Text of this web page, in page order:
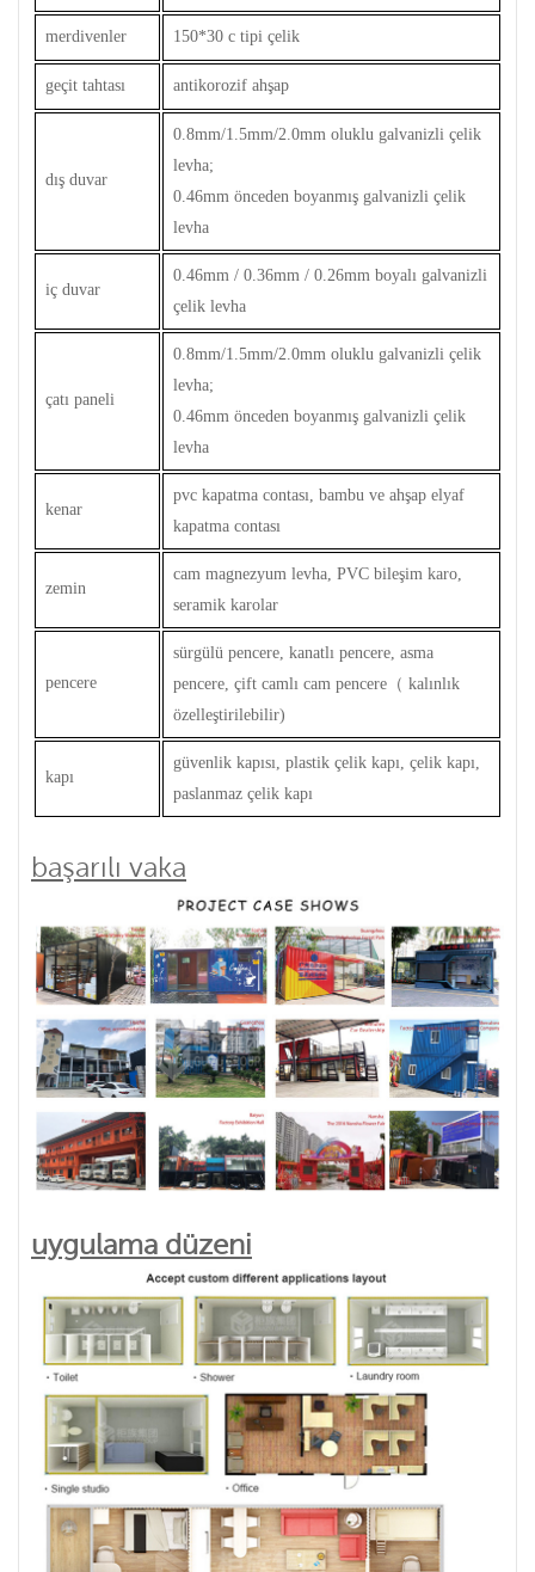
merdivenler 150*30 c tipi çelik
geçit tahtası antikorozif ahşap
dış duvar
0.8mm/1.5mm/2.0mm oluklu galvanizli çelik
levha;
0.46mm önceden boyanmış galvanizli çelik
levha
iç duvar
0.46mm / 0.36mm / 0.26mm boyalı galvanizli
çelik levha
çatı paneli
0.8mm/1.5mm/2.0mm oluklu galvanizli çelik
levha;
0.46mm önceden boyanmış galvanizli çelik
levha
kenar
pvc kapatma contası, bambu ve ahşap elyaf
kapatma contası
zemin
cam magnezyum levha, PVC bileşim karo,
seramik karolar
pencere
sürgülü pencere, kanatlı pencere, asma
pencere, çift camlı cam pencere （ kalınlık
özelleştirilebilir)
kapı
güvenlik kapısı, plastik çelik kapı, çelik kapı,
paslanmaz çelik kapı
başarılı vaka
uygulama düzeni